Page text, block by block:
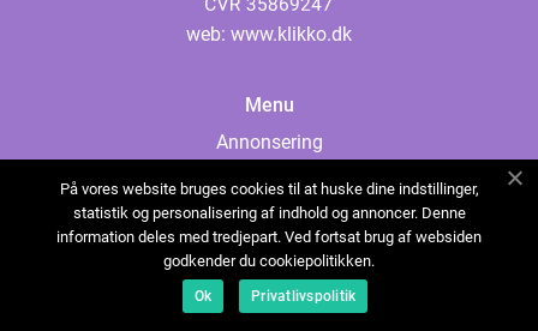
web: www.klikko.dk
Menu
Annonsering
Cookies
Kontakta oss
Sitemap
På vores website bruges cookies til at huske dine indstillinger,
statistik og personalisering af indhold og annoncer. Denne
information deles med tredjepart. Ved fortsat brug af websiden
godkender du cookiepolitikken.
Ok Privatlivspolitik